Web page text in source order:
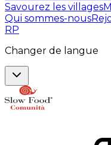
Savourez les villages
Qui sommes-nous
RP
Changer de langue